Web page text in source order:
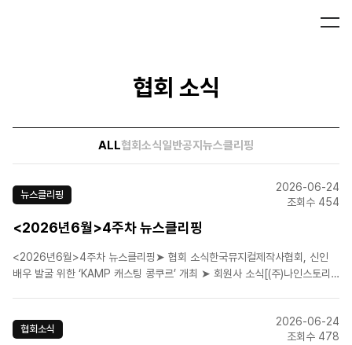
협회 소식
ALL협회소식일반공지 뉴스클리핑
뉴스클리핑
2026-06-24
조회수 454
<2026년6월>4주차 뉴스클리핑
<2026년6월>4주차 뉴스클리핑➤ 협회 소식한국뮤지컬제작사협회, 신인
배우 발굴 위한 ‘KAMP 캐스팅 콩쿠르’ 개최 ➤ 회원사 소식[(주)나인스토리]
틴/2026.6.23-2026..
협회소식
2026-06-24
조회수 478